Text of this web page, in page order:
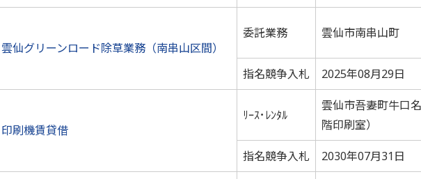
雲仙グリーンロード除草業務（南串山区間）
委託業務 雲仙市南串山町
指名競争入札 2025年08月29日
印刷機賃貸借
ﾘｰｽ･ﾚﾝﾀﾙ
雲仙市吾妻町牛口
階印刷室）
指名競争入札 2030年07月31日